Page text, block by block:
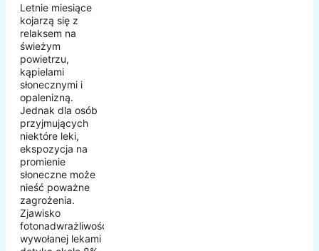
Letnie miesiące
kojarzą się z
relaksem na
świeżym
powietrzu,
kąpielami
słonecznymi i
opalenizną.
Jednak dla osób
przyjmujących
niektóre leki,
ekspozycja na
promienie
słoneczne może
nieść poważne
zagrożenia.
Zjawisko
fotonadwrażliwości
wywołanej lekami